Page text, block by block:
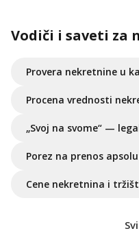
Vodiči i saveti za
Provera nekretnine u
Procena vrednosti
„Svoj na svome“ —
Porez na prenos
Cene nekretnina i